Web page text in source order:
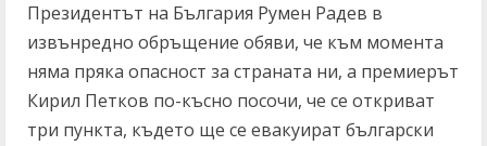
Президентът на България Румен Радев в
извънредно обръщение обяви, че към момента
няма пряка опасност за страната ни, а премиерът
Кирил Петков по-късно посочи, че се откриват
три пункта, където ще се евакуират български